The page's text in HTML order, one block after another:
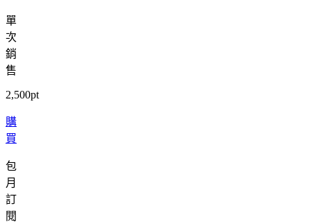
單
次
銷
售
2,500pt
購
買
包
月
訂
閱